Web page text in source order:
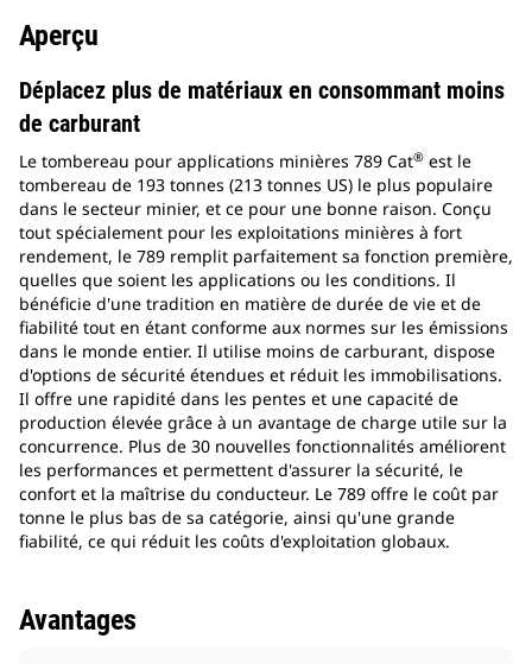
Aperçu
Déplacez plus de matériaux en consommant moins
de carburant
Le tombereau pour applications minières 789 Cat® est le
tombereau de 193 tonnes (213 tonnes US) le plus populaire
dans le secteur minier, et ce pour une bonne raison. Conçu
tout spécialement pour les exploitations minières à fort
rendement, le 789 remplit parfaitement sa fonction première,
quelles que soient les applications ou les conditions. Il
bénéficie d'une tradition en matière de durée de vie et de
fiabilité tout en étant conforme aux normes sur les émissions
dans le monde entier. Il utilise moins de carburant, dispose
d'options de sécurité étendues et réduit les immobilisations.
Il offre une rapidité dans les pentes et une capacité de
production élevée grâce à un avantage de charge utile sur la
concurrence. Plus de 30 nouvelles fonctionnalités améliorent
les performances et permettent d'assurer la sécurité, le
confort et la maîtrise du conducteur. Le 789 offre le coût par
tonne le plus bas de sa catégorie, ainsi qu'une grande
fiabilité, ce qui réduit les coûts d'exploitation globaux.
Avantages